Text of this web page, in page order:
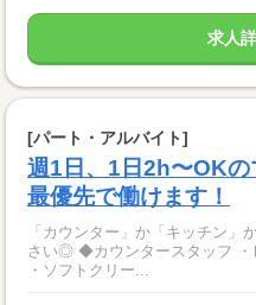
求人
[パート・アルバイト]
週1日、1日2h〜OK
最優先で働けます！
「カウンター」か「キッチン」
さい◎ ◆カウンタースタッフ ・レジでの接客、注文 ・ドリンク作り
・ソフトクリー...